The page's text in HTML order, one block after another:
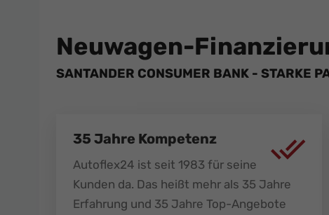
Neuwagen-
SANTANDER CONSUMER BANK - STARKE
35 Jahre Kompetenz
Autoflex24 ist seit 1983 für seine
Kunden da. Das heißt mehr als 35 Jahre
Erfahrung und 35 Jahre Top-Angebote